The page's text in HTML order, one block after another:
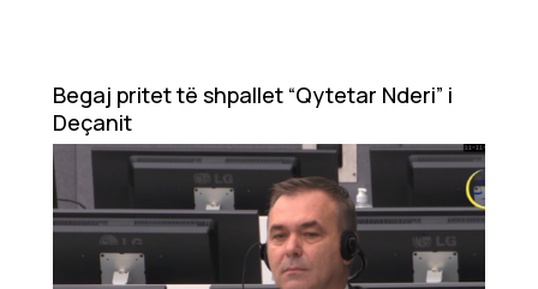
Begaj pritet të shpallet “Qytetar Nderi” i
Deçanit